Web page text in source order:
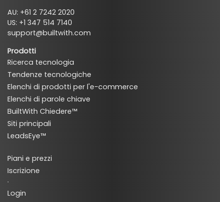
AU: +61 2 7242 2020
US: +1 347 514 7140
support@builtwith.com
Prodotti
Ricerca tecnologia
Tendenze tecnologiche
Elenchi di prodotti per l'e-commerce
Elenchi di parole chiave
BuiltWith Chiedere™
Siti principali
LeadsEye™
Piani e prezzi
Iscrizione
·
Login